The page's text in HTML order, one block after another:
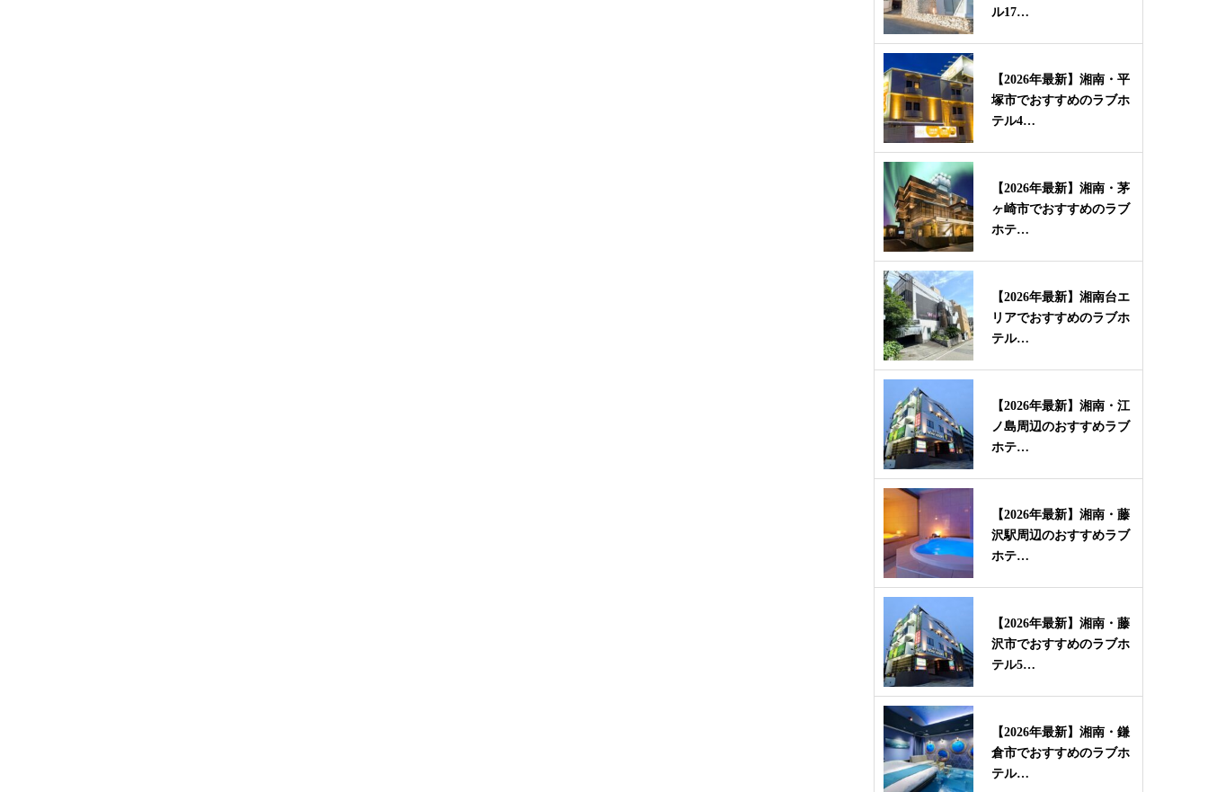
ル17…
【2026年最新】湘南・平
塚市でおすすめのラブホ
テル4…
【2026年最新】湘南・茅
ヶ崎市でおすすめのラブ
ホテ…
【2026年最新】湘南台エ
リアでおすすめのラブホ
テル…
【2026年最新】湘南・江
ノ島周辺のおすすめラブ
ホテ…
【2026年最新】湘南・藤
沢駅周辺のおすすめラブ
ホテ…
【2026年最新】湘南・藤
沢市でおすすめのラブホ
テル5…
【2026年最新】湘南・鎌
倉市でおすすめのラブホ
テル…